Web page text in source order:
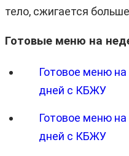
тело, сжигается
Готовые меню на
Готовое меню на
дней с КБЖУ
Готовое меню на
дней с КБЖУ